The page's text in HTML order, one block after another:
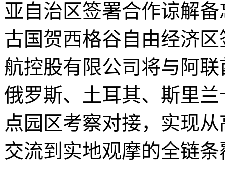
亚自治区签署合作谅解
古国贺西格谷自由经济
航控股有限公司将与阿
俄罗斯、土耳其、斯里
点园区考察对接，实现
交流到实地观摩的全链条